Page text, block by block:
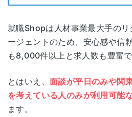
就職Shopは人材事業最大手の
ージェントのため、安心感や信
も8,000件以上と求人数も豊富で
とはいえ 、面談が平日のみや関
を考えている人のみが利用可能
ます。